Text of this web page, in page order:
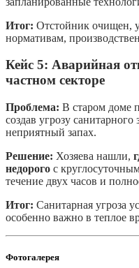
Итог: Отстойник очищен,
нормативам,
Кейс 5: Аварийная
частном секторе
Проблема: В старом доме
создав угрозу
неприятный запах.
Решение: Хозяева нашли,
недорого с
течение двух часов и
Итог: Санитарная угроза
особенно важно в теплое
Фотогалерея